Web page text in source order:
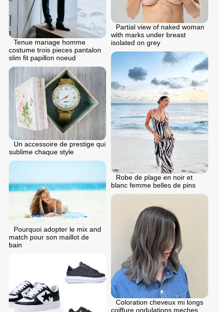
Tenue mariage homme
costume trois pieces pantalon
slim fit papillon noeud
Partial view of naked woman
with marks under breast
isolated on grey
Robe de plage en noir et
blanc femme belles de pins
Un accessoire de prestige qui
sublime chaque style
Pourquoi adopter le mix and
match pour son maillot de
bain
Coloration cheveux mi longs
coiffure ondulations meches